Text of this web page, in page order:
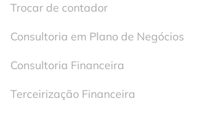
Trocar de contador
Consultoria em Plano de Negócios
Consultoria Financeira
Terceirização Financeira